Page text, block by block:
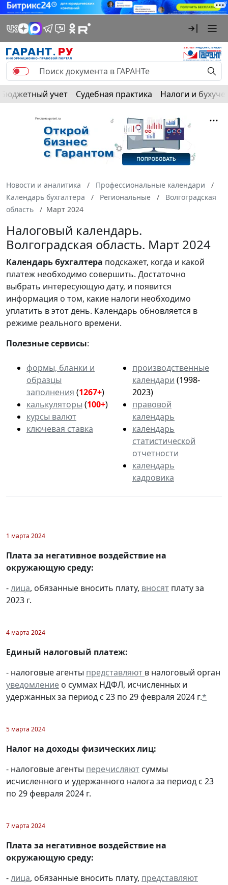
Бюджетный учет Судебная практика Налоги и
Новости и аналитика
Профессиональные календари
Календарь бухгалтера
Региональные
Волгоградская
область
Март 2024
Налоговый календарь.
Волгоградская область. Март 2024
Календарьбухгалтера подскажет, когда и какой
платеж необходимо совершить. Достаточно
выбрать интересующую дату, и появится
информация о том, какие налоги необходимо
уплатить в этот день. Календарь обновляется в
режиме реального времени.
Полезные сервисы:
формы, бланки и
образцы
заполнения (1267+)
калькуляторы (100+)
курсы валют
ключевая ставка
производственные
календари (1998-
2023)
правовой
календарь
календарь
статистической
отчетности
календарь
кадровика
1 марта 2024
Плата за негативное воздействие на
окружающую среду:
-лица, обязанные вносить плату, вносят плату за
2023 г.
4 марта 2024
Единый налоговый платеж:
- налоговые агенты представляют в налоговый орган
уведомление о суммах НДФЛ, исчисленных и
удержанных за период с 23 по 29 февраля 2024 г.*
5 марта 2024
Налог на доходы физических лиц:
- налоговые агенты перечисляют суммы
исчисленного и удержанного налога за период с 23
по 29 февраля 2024 г.
7 марта 2024
Плата за негативное воздействие на
окружающую среду:
-лица, обязанные вносить плату, представляют